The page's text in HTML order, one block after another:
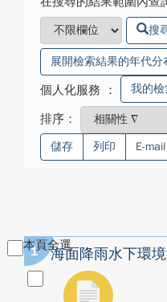
搜
展開檢索結果的年代分
個人化服務 ： 我的
排序：
儲存 列印 E-mail
本頁全選
1 海面降雨水下環